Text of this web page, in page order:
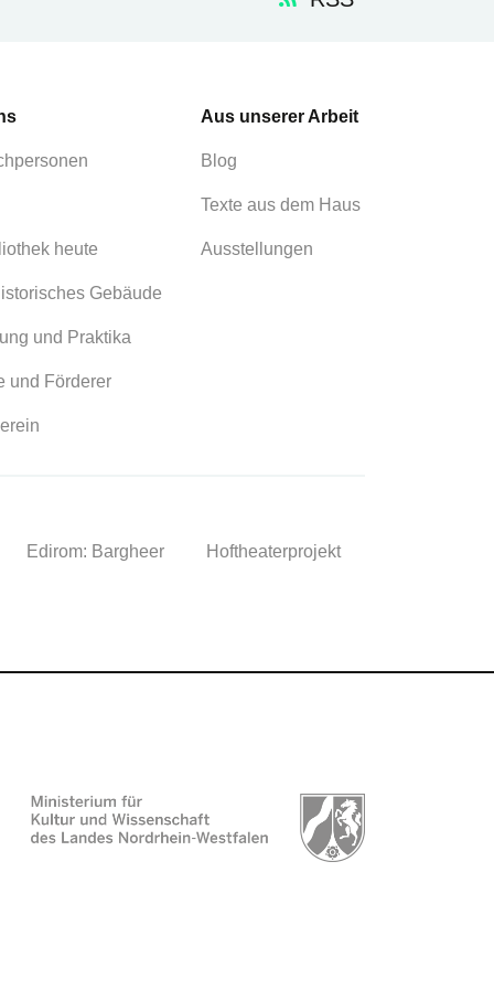
heute
Gebäude
und Praktika
und Förderer
Aus unserer Arbeit
Blog
Texte aus dem Haus
Ausstellungen
Edirom: Bargheer Hoftheaterprojekt